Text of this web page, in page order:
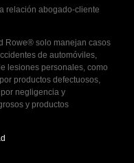
relación abogado-cliente
Rowe® solo manejan casos
de automóviles,
lesiones personales, como
productos defectuosos,
negligencia y
y productos